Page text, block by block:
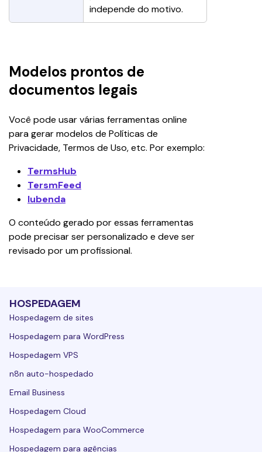
independe do motivo.
Modelos prontos de
documentos legais
Você pode usar várias ferramentas online
para gerar modelos de Políticas de
Privacidade, Termos de Uso, etc. Por exemplo:
TermsHub
TersmFeed
Iubenda
O conteúdo gerado por essas ferramentas
pode precisar ser personalizado e deve ser
revisado por um profissional.
HOSPEDAGEM
Hospedagem de sites
Hospedagem para WordPress
Hospedagem VPS
n8n auto-hospedado
Email Business
Hospedagem Cloud
Hospedagem para WooCommerce
Hospedagem para agências